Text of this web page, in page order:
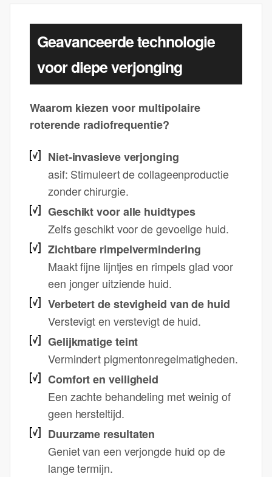
Geavanceerde technologie
voor diepe verjonging
Waarom kiezen voor multipolaire
roterende radiofrequentie?
Niet-invasieve verjonging
asif: Stimuleert de collageenproductie
zonder chirurgie.
Geschikt voor alle huidtypes
Zelfs geschikt voor de gevoelige huid.
Zichtbare rimpelvermindering
Maakt fijne lijntjes en rimpels glad voor
een jonger uitziende huid.
Verbetert de stevigheid van de huid
Verstevigt en verstevigt de huid.
Gelijkmatige teint
Vermindert pigmentonregelmatigheden.
Comfort en veiligheid
Een zachte behandeling met weinig of
geen hersteltijd.
Duurzame resultaten
Geniet van een verjongde huid op de
lange termijn.